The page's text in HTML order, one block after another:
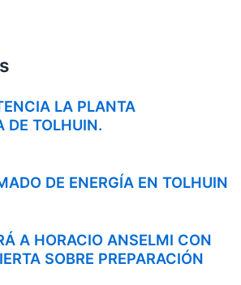
LA PLANTA
DE TOLHUIN.
DE ENERGÍA EN TOLHUIN
A HORACIO ANSELMI CON
SOBRE PREPARACIÓN